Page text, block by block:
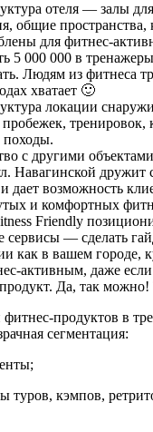
отеля — залы
общие
для фитнес-
5 000 000 в
Людям из фитнеса
хватает 🙂
локации
тренировок,
походы.
с другими
Навагинской дружит
дает возможность
и комфортных
Friendly
— сделать
как в вашем городе,
активным, даже
продукт. Да, так
продуктов в
сегментация:
туров, кэмпов,